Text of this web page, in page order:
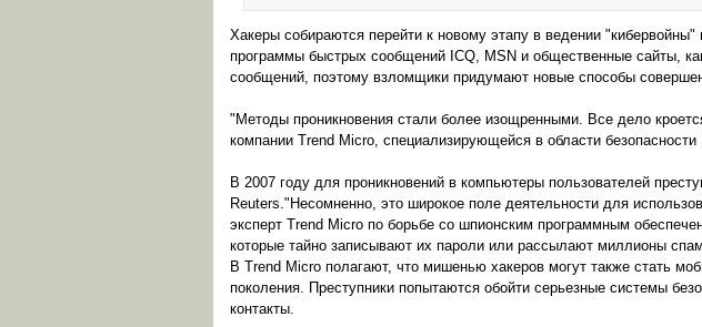
Хакеры собираются перейти к новому этапу в ведении
программы быстрых сообщений ICQ, MSN и общественные сайты,
сообщений, поэтому взломщики придумают новые способы
"Методы проникновения стали более изощренными. Все дело
компании Trend Micro, специализирующейся в области безопасности
В 2007 году для проникновений в компьютеры пользователей
Reuters."Несомненно, это широкое поле деятельности для
эксперт Trend Micro по борьбе со шпионским программным
которые тайно записывают их пароли или рассылают миллионы
В Trend Micro полагают, что мишенью хакеров могут также стать
поколения. Преступники попытаются обойти серьезные системы
контакты.